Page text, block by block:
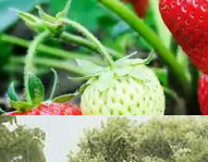
Сада — Зелёный
Из Барнаула: